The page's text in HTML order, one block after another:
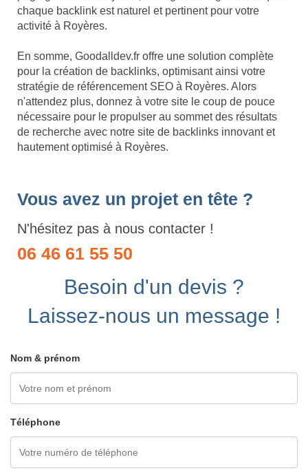
chaque backlink est naturel et pertinent pour votre
activité à Royères.
En somme, Goodalldev.fr offre une solution complète
pour la création de backlinks, optimisant ainsi votre
stratégie de référencement SEO à Royères. Alors
n'attendez plus, donnez à votre site le coup de pouce
nécessaire pour le propulser au sommet des résultats
de recherche avec notre site de backlinks innovant et
hautement optimisé à Royères.
Vous avez un projet en tête ?
N'hésitez pas à nous contacter !
06 46 61 55 50
Besoin d'un devis ?
Laissez-nous un message !
Nom & prénom
Téléphone